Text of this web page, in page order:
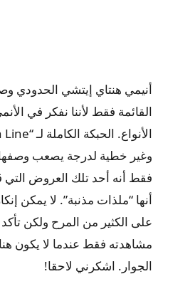
أنيمي هنتاي إيتشي الحدودي
القائمة فقط لأننا نفكر في
وغير خطية لدرجة يصعب
فقط أنه أحد تلك العروض التي
أنها “ملذات مذنبة”. لا يمكن
على الكثير من المرح ولكن
مشاهدته فقط عندما لا يكون
الجوار. اشكرني لاحقا!